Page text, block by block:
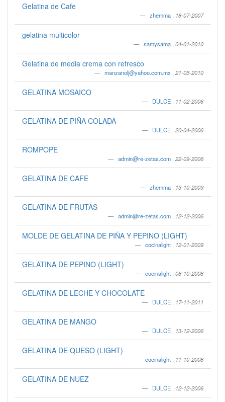
Gelatina de Cafe
zhemma 18-07-2007
gelatina multicolor
samysama 04-01-2010
Gelatina de media crema con refresco
manzanolj@yahoo.com.mx 21-05-2010
GELATINA MOSAICO
DULCE 11-02-2006
GELATINA DE PIÑA COLADA
DULCE 20-04-2006
ROMPOPE
admin@re-zetas.com 22-09-2006
GELATINA DE CAFE
zhemma 13-10-2009
GELATINA DE FRUTAS
admin@re-zetas.com 12-12-2006
MOLDE DE GELATINA DE PIÑA Y PEPINO (LIGHT)
cocinalight 12-01-2009
GELATINA DE PEPINO (LIGHT)
cocinalight 08-10-2008
GELATINA DE LECHE Y CHOCOLATE
DULCE 17-11-2011
GELATINA DE MANGO
DULCE 13-12-2006
GELATINA DE QUESO (LIGHT)
cocinalight 11-10-2008
GELATINA DE NUEZ
DULCE 12-12-2006